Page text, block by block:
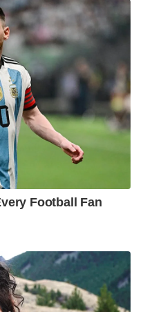
เจรจาต่างๆ พรรคมอบ
คเท่านั้น
หน่งรัฐมนตรี ยังไม่แน่ชัด
นายธนกร กล่าวว่า เชื่อ
นยังไม่ทราบ เพราะ
สุดว่า ไม่มีการต่อรอง
ได้ เพียงแต่ขอทำงานให้
อม
รัฐบาลของเราไม่มี
อง อีกทั้งบุคลิกของนาย
รค ยึดมั่นในชาติ
วคนที่จะเป็นรัฐมนตรีใน
หน้า รทสช. กล่าวว่า ไม่